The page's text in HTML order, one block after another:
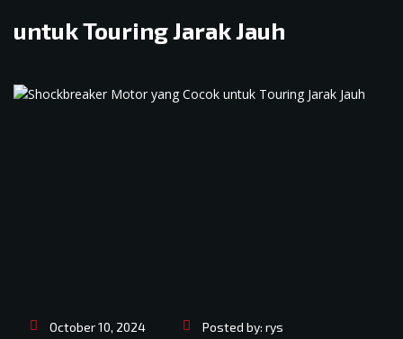
untuk Touring Jarak Jauh
October 10, 2024 Posted by: rys